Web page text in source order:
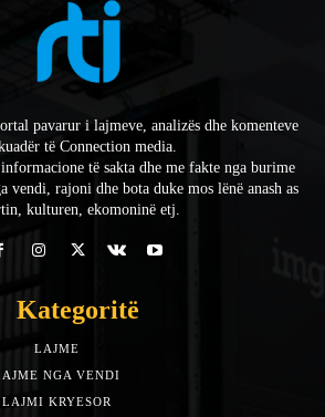
pavarur i lajmeve, analizës dhe komenteve
të Connection media.
të sakta dhe me fakte nga burime
vendi, rajoni dhe bota duke mos lënë anash as
kulturen, ekomoninë etj.
Kategoritë
LAJME
NGA VENDI
LAJMI KRYESOR